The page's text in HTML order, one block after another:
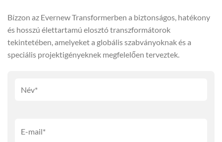
Bízzon az Evernew Transformerben a biztonságos, hatékony
és hosszú élettartamú elosztó transzformátorok
tekintetében, amelyeket a globális szabványoknak és a
speciális projektigényeknek megfelelően terveztek.